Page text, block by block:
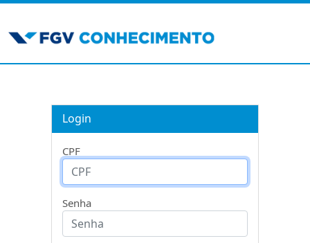
Login
CPF
Senha